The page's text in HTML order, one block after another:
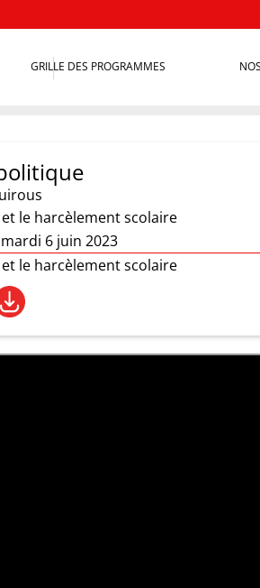
GRILLE DES PROGRAMMES
le harcèlement scolaire
6 juin 2023
le harcèlement scolaire